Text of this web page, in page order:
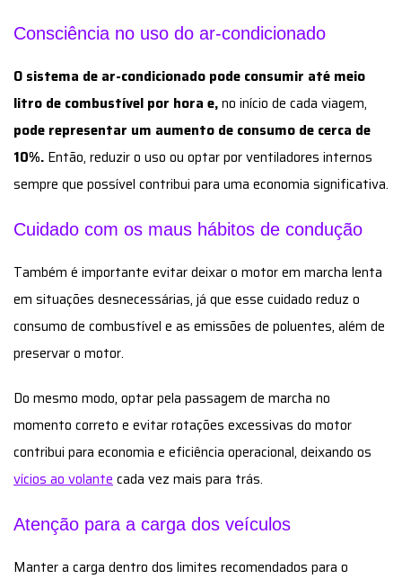
Consciência no uso do ar-condicionado
O sistema de ar-condicionado pode consumir até meio
litro de combustível por hora e,no início de cada viagem,
pode representar um aumento de consumo de cerca de
10%. Então, reduzir o uso ou optar por ventiladores internos
sempre que possível contribui para uma economia significativa.
Cuidado com os maus hábitos de condução
Também é importante evitar deixar o motor em marcha lenta
em situações desnecessárias, já que esse cuidado reduz o
consumo de combustível e as emissões de poluentes, além de
preservar o motor.
Do mesmo modo, optar pela passagem de marcha no
momento correto e evitar rotações excessivas do motor
contribui para economia e eficiência operacional, deixando os
vícios ao volante cada vez mais para trás.
Atenção para a carga dos veículos
Manter a carga dentro dos limites recomendados para o